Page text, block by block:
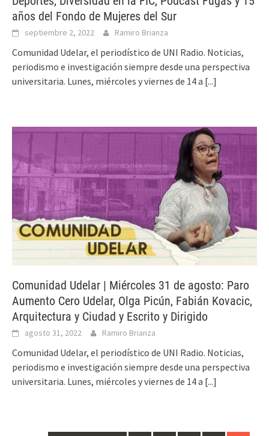
años del Fondo de Mujeres del Sur
septiembre 2, 2022 Ramiro Brianza
Comunidad Udelar, el periodístico de UNI Radio. Noticias,
periodismo e investigación siempre desde una perspectiva
universitaria. Lunes, miércoles y viernes de 14 a [...]
Comunidad Udelar | Miércoles 31 de agosto: Paro
Aumento Cero Udelar, Olga Picún, Fabián Kovacic,
Arquitectura y Ciudad y Escrito y Dirigido
agosto 31, 2022 Ramiro Brianza
Comunidad Udelar, el periodístico de UNI Radio. Noticias,
periodismo e investigación siempre desde una perspectiva
universitaria. Lunes, miércoles y viernes de 14 a [...]